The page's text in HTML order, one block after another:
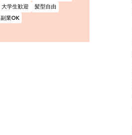
大学生歓迎
髪型自由
副業OK